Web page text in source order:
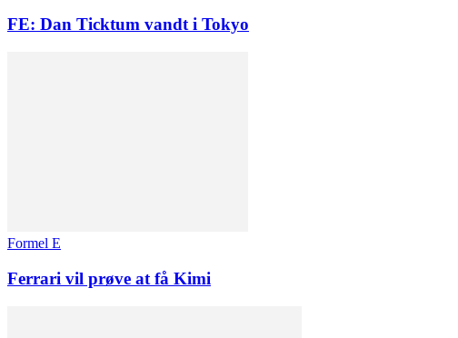
FE: Dan Ticktum vandt i Tokyo
Formel E
Ferrari vil prøve at få Kimi